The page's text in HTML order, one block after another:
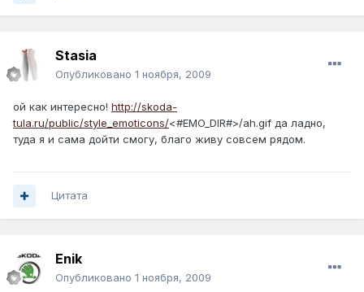
Stasia
Опубликовано 1 ноября, 2009
ой как интересно! http://skoda-
tula.ru/public/style_emoticons/<#EMO_DIR#>/ah.gif да ладно,
туда я и сама дойти смогу, благо живу совсем рядом.
Цитата
Enik
Опубликовано 1 ноября, 2009